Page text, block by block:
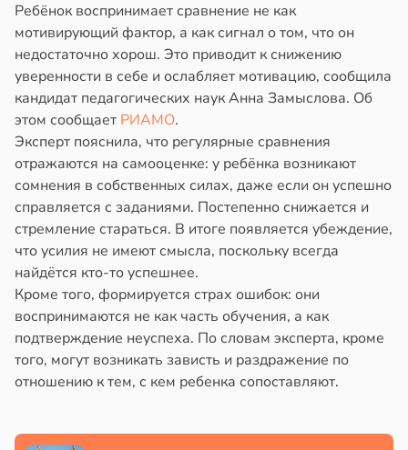
Ребёнок воспринимает сравнение не как
мотивирующий фактор, а как сигнал о том, что он
недостаточно хорош. Это приводит к снижению
уверенности в себе и ослабляет мотивацию, сообщила
кандидат педагогических наук Анна Замыслова. Об
этом сообщает РИАМО.
Эксперт пояснила, что регулярные сравнения
отражаются на самооценке: у ребёнка возникают
сомнения в собственных силах, даже если он успешно
справляется с заданиями. Постепенно снижается и
стремление стараться. В итоге появляется убеждение,
что усилия не имеют смысла, поскольку всегда
найдётся кто-то успешнее.
Кроме того, формируется страх ошибок: они
воспринимаются не как часть обучения, а как
подтверждение неуспеха. По словам эксперта, кроме
того, могут возникать зависть и раздражение по
отношению к тем, с кем ребенка сопоставляют.